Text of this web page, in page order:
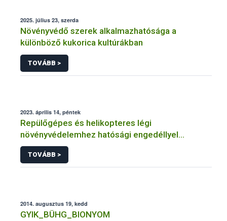
2025. július 23, szerda
Növényvédő szerek alkalmazhatósága a
különböző kukorica kultúrákban
TOVÁBB >
2023. április 14, péntek
Repülőgépes és helikopteres légi
növényvédelemhez hatósági engedéllyel
rendelkező szervezetek
TOVÁBB >
2014. augusztus 19, kedd
GYIK_BÜHG_BIONYOM